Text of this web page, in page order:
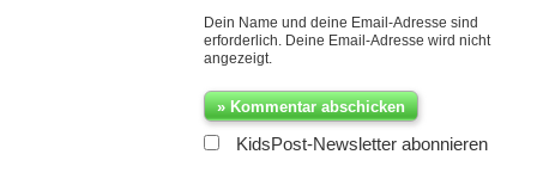
Dein Name und deine Email-Adresse sind
erforderlich. Deine Email-Adresse wird nicht
angezeigt.
KidsPost-Newsletter abonnieren